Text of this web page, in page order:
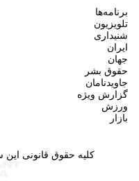
برنامه‌ها
تلویزیون
شنیداری
ایران
جهان
حقوق بشر
جاویدنامان
گزارش ویژه
ورزش
بازار
کلیه حقوق قانونی